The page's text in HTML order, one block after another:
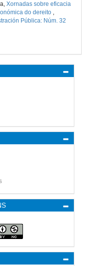
Xornadas sobre eficacia
do dereito ,
Pública: Núm. 32